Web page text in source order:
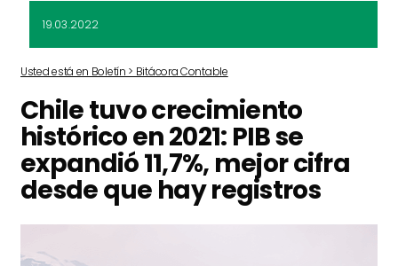
19.03.2022
Usted está en Boletín > Bitácora Contable
Chile tuvo crecimiento
histórico en 2021: PIB se
expandió 11,7%, mejor cifra
desde que hay registros